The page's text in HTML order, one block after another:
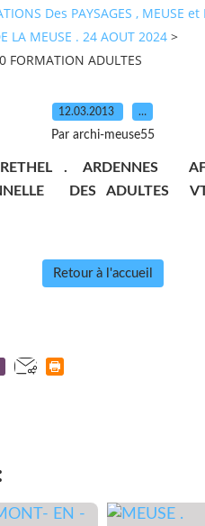
Des PAYSAGES , MEUSE et
LA MEUSE . 24 AOUT 2024 >
FORMATION ADULTES
12.03.2013 …
Par archi-meuse55
. ARDENNES
DES ADULTES
Retour à l'accueil